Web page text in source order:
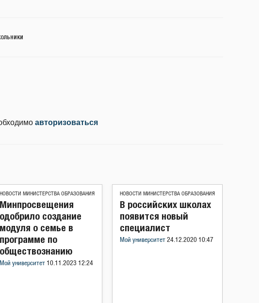
авторизоваться
НОВОСТИ МИНИСТЕРСТВА ОБРАЗОВАНИЯ
Минпросвещения
одобрило создание
модуля о семье в
программе по
обществознанию
Мой университет 10.11.2023 12:24
НОВОСТИ МИНИСТЕРСТВА ОБРАЗОВАНИЯ
В российских школах
появится новый
специалист
Мой университет 24.12.2020 10:47